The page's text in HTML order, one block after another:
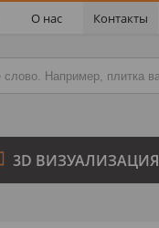
О нас Контакты
3D ВИЗУАЛИЗАЦИЯ